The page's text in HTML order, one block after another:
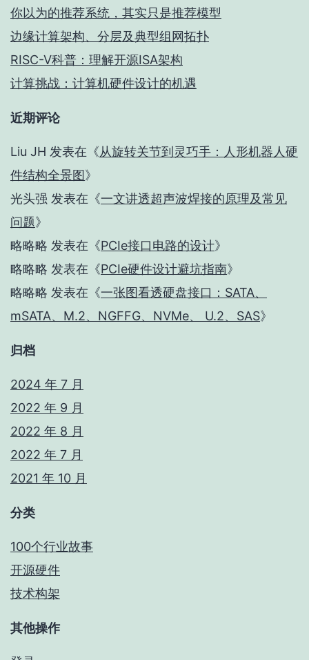
你以为的推荐系统，其实只是推荐模型
边缘计算架构、分层及典型组网拓扑
RISC-V科普：理解开源ISA架构
计算挑战：计算机硬件设计的机遇
近期评论
Liu JH 发表在《从旋转关节到灵巧手：人形机器人硬
件结构全景图》
光头强 发表在《一文讲透超声波焊接的原理及常见
问题》
略略略 发表在《PCIe接口电路的设计》
略略略 发表在《PCIe硬件设计避坑指南》
略略略 发表在《一张图看透硬盘接口：SATA、
mSATA、M.2、NGFFG、NVMe、 U.2、SAS》
归档
2024 年 7 月
2022 年 9 月
2022 年 8 月
2022 年 7 月
2021 年 10 月
分类
100个行业故事
开源硬件
技术构架
其他操作